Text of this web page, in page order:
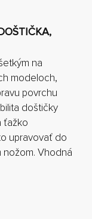
na
modeloch,
povrchu
doštičky
ťažko
upravovať do
nožom. Vhodná